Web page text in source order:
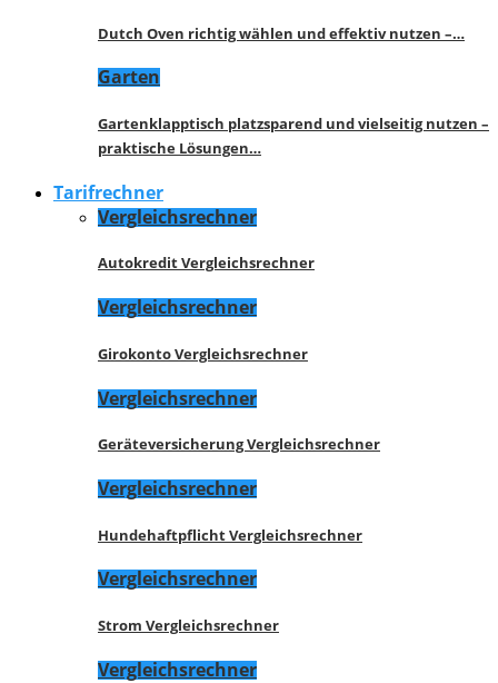
Dutch Oven richtig wählen und effektiv nutzen –…
Garten
Gartenklapptisch platzsparend und vielseitig nutzen –
praktische Lösungen…
Tarifrechner
Vergleichsrechner
Autokredit Vergleichsrechner
Vergleichsrechner
Girokonto Vergleichsrechner
Vergleichsrechner
Geräteversicherung Vergleichsrechner
Vergleichsrechner
Hundehaftpflicht Vergleichsrechner
Vergleichsrechner
Strom Vergleichsrechner
Vergleichsrechner